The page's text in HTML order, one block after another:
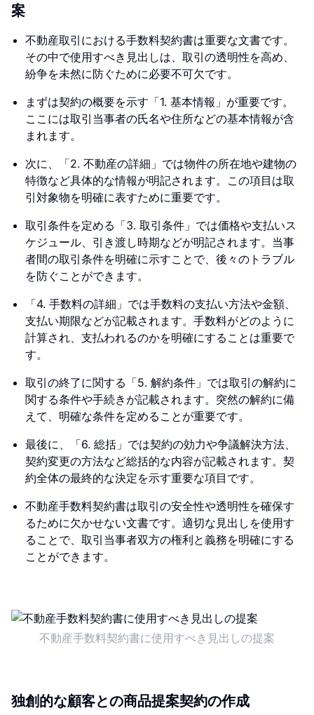
案
不動産取引における手数料契約書は重要な文書です。
その中で使用すべき見出しは、取引の透明性を高め、
紛争を未然に防ぐために必要不可欠です。
まずは契約の概要を示す「1. 基本情報」が重要です。
ここには取引当事者の氏名や住所などの基本情報が含
まれます。
次に、「2. 不動産の詳細」では物件の所在地や建物の
特徴など具体的な情報が明記されます。この項目は取
引対象物を明確に表すために重要です。
取引条件を定める「3. 取引条件」では価格や支払いス
ケジュール、引き渡し時期などが明記されます。当事
者間の取引条件を明確に示すことで、後々のトラブル
を防ぐことができます。
「4. 手数料の詳細」では手数料の支払い方法や金額、
支払い期限などが記載されます。手数料がどのように
計算され、支払われるのかを明確にすることは重要で
す。
取引の終了に関する「5. 解約条件」では取引の解約に
関する条件や手続きが記載されます。突然の解約に備
えて、明確な条件を定めることが重要です。
最後に、「6. 総括」では契約の効力や争議解決方法、
契約変更の方法など総括的な内容が記載されます。契
約全体の最終的な決定を示す重要な項目です。
不動産手数料契約書は取引の安全性や透明性を確保す
るために欠かせない文書です。適切な見出しを使用す
ることで、取引当事者双方の権利と義務を明確にする
ことができます。
不動産手数料契約書に使用すべき見出しの提案
独創的な顧客との商品提案契約の作成